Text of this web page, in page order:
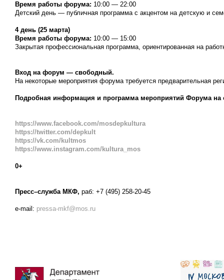
Время работы форума: 10:00 — 22:00
Детский день — публичная программа с акцентом на детскую и
4 день (25 марта)
Время работы форума: 10:00 — 15:00
Закрытая профессиональная программа, ориентированная на
Вход на форум — свободный.
На некоторые мероприятия форума требуется предварительная
Подробная информация и программа мероприятий Форума на
https://www.facebook.com/mosdepkultura
https://twitter.com/depkult
https://vk.com/kultmos
https://www.instagram.com/kultura_mos
0+
Пресс–служба МКФ, раб: +7 (495) 258-20-45
e-mail: pressa-mkf@mos.ru